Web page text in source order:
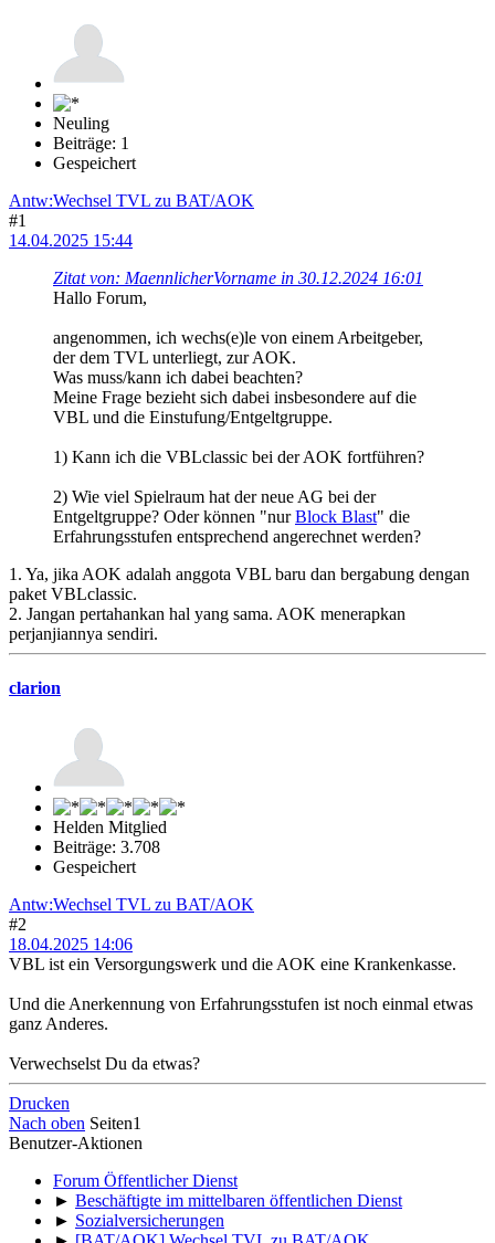
Neuling
Beiträge: 1
Gespeichert
Antw:Wechsel TVL zu BAT/AOK
#1
14.04.2025 15:44
Zitat von: MaennlicherVorname in 30.12.2024 16:01
Hallo Forum,
angenommen, ich wechs(e)le von einem Arbeitgeber,
der dem TVL unterliegt, zur AOK.
Was muss/kann ich dabei beachten?
Meine Frage bezieht sich dabei insbesondere auf die
VBL und die Einstufung/Entgeltgruppe.
1) Kann ich die VBLclassic bei der AOK fortführen?
2) Wie viel Spielraum hat der neue AG bei der
Entgeltgruppe? Oder können "nurBlock Blast" die
Erfahrungsstufen entsprechend angerechnet werden?
1. Ya, jika AOK adalah anggota VBL baru dan bergabung dengan
paket VBLclassic.
2. Jangan pertahankan hal yang sama. AOK menerapkan
perjanjiannya sendiri.
clarion
Helden Mitglied
Beiträge: 3.708
Gespeichert
Antw:Wechsel TVL zu BAT/AOK
#2
18.04.2025 14:06
VBL ist ein Versorgungswerk und die AOK eine Krankenkasse.
Und die Anerkennung von Erfahrungsstufen ist noch einmal etwas
ganz Anderes.
Verwechselst Du da etwas?
Drucken
Nach oben Seiten1
Benutzer-Aktionen
Forum Öffentlicher Dienst
► Beschäftigte im mittelbaren öffentlichen Dienst
► Sozialversicherungen